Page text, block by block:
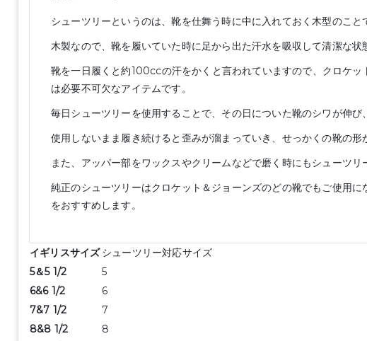
シューツリーというのは、靴を仕舞う時に中に入れておく木型のこと
木製なので、靴を履いていた時に足から出た汗水を吸収して清潔な状
靴を一日履くと約100ccの汗をかくと言われていますので、クロケ
は必要不可欠なアイテムです。
毎日シューツリーを使用することで、その日についた靴のシワが伸び
使用しないまま履き続けると歪みが溜まっていき、せっかくの靴の形
また、アッパー部をワックスやクリームなどで磨く時にもシューツリ
純正のシューツリーはクロケット＆ジョーンズのどの靴でもご使用
をおすすめします。
イギリスサイズシューツリー対応サイズ
5＆5 1/2
5
6&6 1/2
6
7&7 1/2
7
8&8 1/2
8